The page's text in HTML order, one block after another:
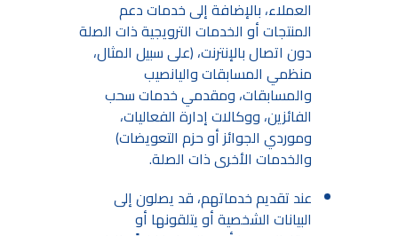
العملاء، بالإضافة إلى خدمات دعم
المنتجات أو الخدمات الترويجية ذات الصلة
دون اتصال بالإنترنت، (على سبيل المثال،
منظمي المسابقات واليانصيب
والمسابقات، ومقدمي خدمات سحب
الفائزين، ووكالات إدارة الفعاليات،
وموردي الجوائز أو حزم التعويضات)
والخدمات الأخرى ذات الصلة.
عند تقديم خدماتهم، قد يصلون إلى
البيانات الشخصية أو يتلقونها أو